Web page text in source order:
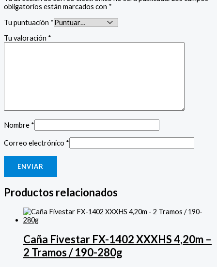
obligatorios están marcados con *
Tu puntuación *
Tu valoración *
Nombre *
Correo electrónico *
Productos relacionados
Caña Fivestar FX-1402 XXXHS 4,20m –
2 Tramos / 190-280g